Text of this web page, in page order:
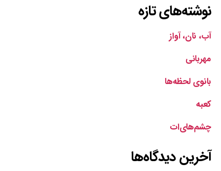
نوشته‌های تازه
آب، نان، آواز
مهربانی
بانوی لحظه‌ها
کعبه
چشم‌های‌ات
آخرین دیدگاه‌ها